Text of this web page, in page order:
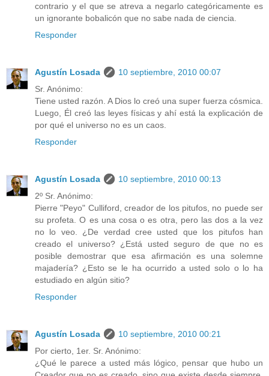
contrario y el que se atreva a negarlo categóricamente es
un ignorante bobalicón que no sabe nada de ciencia.
Responder
Agustín Losada
10 septiembre, 2010 00:07
Sr. Anónimo:
Tiene usted razón. A Dios lo creó una super fuerza cósmica.
Luego, Él creó las leyes físicas y ahí está la explicación de
por qué el universo no es un caos.
Responder
Agustín Losada
10 septiembre, 2010 00:13
2º Sr. Anónimo:
Pierre "Peyo" Culliford, creador de los pitufos, no puede ser
su profeta. O es una cosa o es otra, pero las dos a la vez
no lo veo. ¿De verdad cree usted que los pitufos han
creado el universo? ¿Está usted seguro de que no es
posible demostrar que esa afirmación es una solemne
majadería? ¿Esto se le ha ocurrido a usted solo o lo ha
estudiado en algún sitio?
Responder
Agustín Losada
10 septiembre, 2010 00:21
Por cierto, 1er. Sr. Anónimo:
¿Qué le parece a usted más lógico, pensar que hubo un